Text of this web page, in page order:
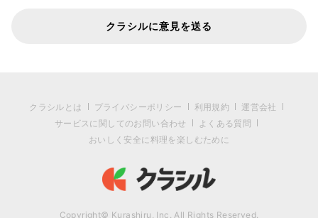
クラシルに意見を送る
クラシルとは プライバシーポリシー 利用規約
運営会社
サービスに関してのお問い合わせ
よくある質問
おいしく安全に料理を楽しむために
Copyright© Kurashiru, Inc. All Rights Reserved.